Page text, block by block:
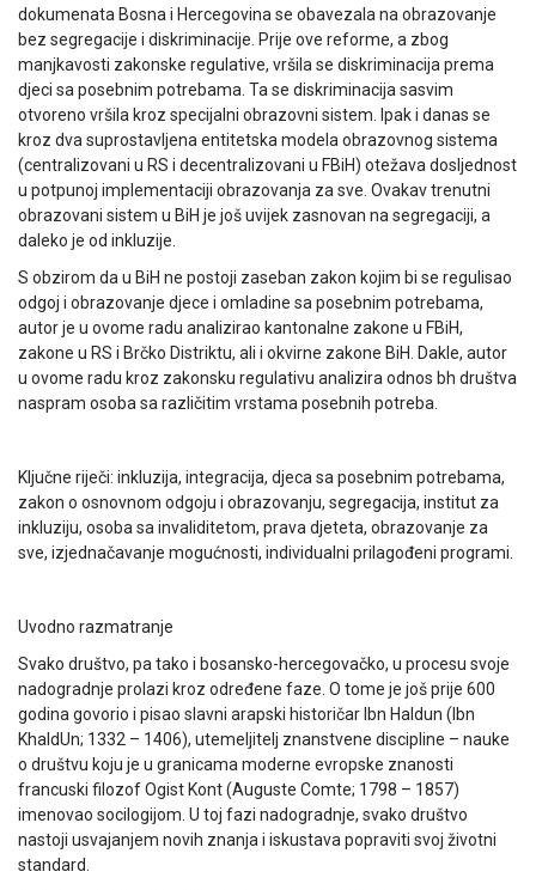
dokumenata Bosna i Hercegovina se obavezala na obrazovanje
bez segregacije i diskriminacije. Prije ove reforme, a zbog
manjkavosti zakonske regulative, vršila se diskriminacija prema
djeci sa posebnim potrebama. Ta se diskriminacija sasvim
otvoreno vršila kroz specijalni obrazovni sistem. Ipak i danas se
kroz dva suprostavljena entitetska modela obrazovnog sistema
(centralizovani u RS i decentralizovani u FBiH) otežava dosljednost
u potpunoj implementaciji obrazovanja za sve. Ovakav trenutni
obrazovani sistem u BiH je još uvijek zasnovan na segregaciji, a
daleko je od inkluzije.
S obzirom da u BiH ne postoji zaseban zakon kojim bi se regulisao
odgoj i obrazovanje djece i omladine sa posebnim potrebama,
autor je u ovome radu analizirao kantonalne zakone u FBiH,
zakone u RS i Brčko Distriktu, ali i okvirne zakone BiH. Dakle, autor
u ovome radu kroz zakonsku regulativu analizira odnos bh društva
naspram osoba sa različitim vrstama posebnih potreba.
Ključne riječi: inkluzija, integracija, djeca sa posebnim potrebama,
zakon o osnovnom odgoju i obrazovanju, segregacija, institut za
inkluziju, osoba sa invaliditetom, prava djeteta, obrazovanje za
sve, izjednačavanje mogućnosti, individualni prilagođeni programi.
Uvodno razmatranje
Svako društvo, pa tako i bosansko-hercegovačko, u procesu svoje
nadogradnje prolazi kroz određene faze. O tome je još prije 600
godina govorio i pisao slavni arapski historičar Ibn Haldun (Ibn
KhaldUn; 1332 – 1406), utemeljitelj znanstvene discipline – nauke
o društvu koju je u granicama moderne evropske znanosti
francuski filozof Ogist Kont (Auguste Comte; 1798 – 1857)
imenovao socilogijom. U toj fazi nadogradnje, svako društvo
nastoji usvajanjem novih znanja i iskustava popraviti svoj životni
standard.